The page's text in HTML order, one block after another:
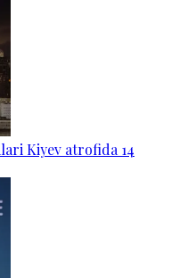
Kiyev atrofida 14